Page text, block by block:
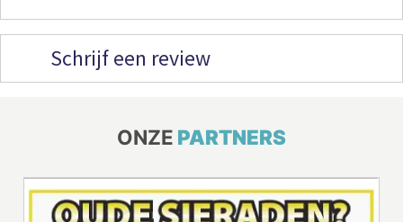
Schrijf een review
ONZE PARTNERS